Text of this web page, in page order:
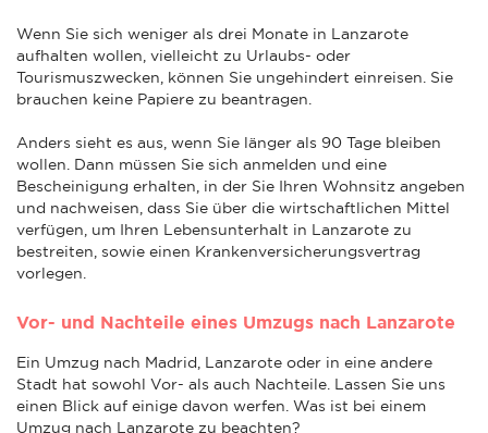
Wenn Sie sich weniger als drei Monate in Lanzarote
aufhalten wollen, vielleicht zu Urlaubs- oder
Tourismuszwecken, können Sie ungehindert einreisen. Sie
brauchen keine Papiere zu beantragen.
Anders sieht es aus, wenn Sie länger als 90 Tage bleiben
wollen. Dann müssen Sie sich anmelden und eine
Bescheinigung erhalten, in der Sie Ihren Wohnsitz angeben
und nachweisen, dass Sie über die wirtschaftlichen Mittel
verfügen, um Ihren Lebensunterhalt in Lanzarote zu
bestreiten, sowie einen Krankenversicherungsvertrag
vorlegen.
Vor- und Nachteile eines Umzugs nach Lanzarote
Ein Umzug nach Madrid, Lanzarote oder in eine andere
Stadt hat sowohl Vor- als auch Nachteile. Lassen Sie uns
einen Blick auf einige davon werfen. Was ist bei einem
Umzug nach Lanzarote zu beachten?